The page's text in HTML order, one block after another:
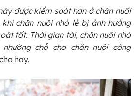
được kiểm soát hơn ở chăn nuôi
chăn nuôi nhỏ lẻ bị ảnh hưởng
tốt. Thời gian tới, chăn nuôi nhỏ
chỗ cho chăn nuôi công
hay.